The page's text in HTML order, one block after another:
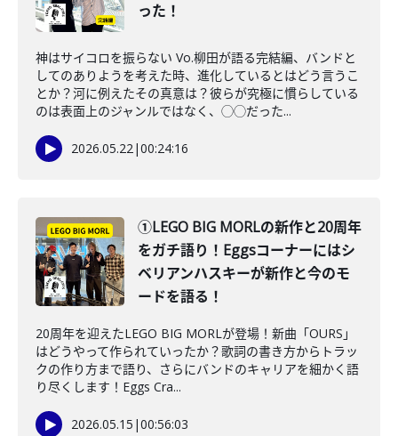
った！
神はサイコロを振らない Vo.柳田が語る完結編、バンドと
してのありようを考えた時、進化しているとはどう言うこ
とか？河に例えたその真意は？彼らが究極に慣らしている
のは表面上のジャンルではなく、◯◯だった...
2026.05.22|00:24:16
①LEGO BIG MORLの新作と20周年
をガチ語り！Eggsコーナーにはシ
ベリアンハスキーが新作と今のモ
ードを語る！
20周年を迎えたLEGO BIG MORLが登場！新曲「OURS」
はどうやって作られていったか？歌詞の書き方からトラッ
クの作り方まで語り、さらにバンドのキャリアを細かく語
り尽くします！Eggs Cra...
2026.05.15 |00:56:03